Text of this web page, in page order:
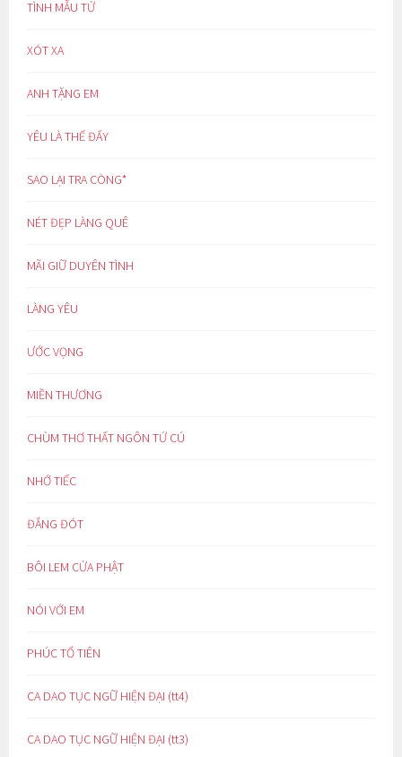
TÌNH MẪU TỬ
XÓT XA
ANH TẶNG EM
YÊU LÀ THẾ ĐẤY
SAO LẠI TRA CÒNG*
NÉT ĐẸP LÀNG QUÊ
MÃI GIỮ DUYÊN TÌNH
LÀNG YÊU
ƯỚC VỌNG
MIỀN THƯƠNG
CHÙM THƠ THẤT NGÔN TỨ CÚ
NHỚ TIẾC
ĐẮNG ĐÓT
BÔI LEM CỬA PHẬT
NÓI VỚI EM
PHÚC TỔ TIÊN
CA DAO TỤC NGỮ HIỆN ĐẠI (tt4)
CA DAO TỤC NGỮ HIỆN ĐẠI (tt3)